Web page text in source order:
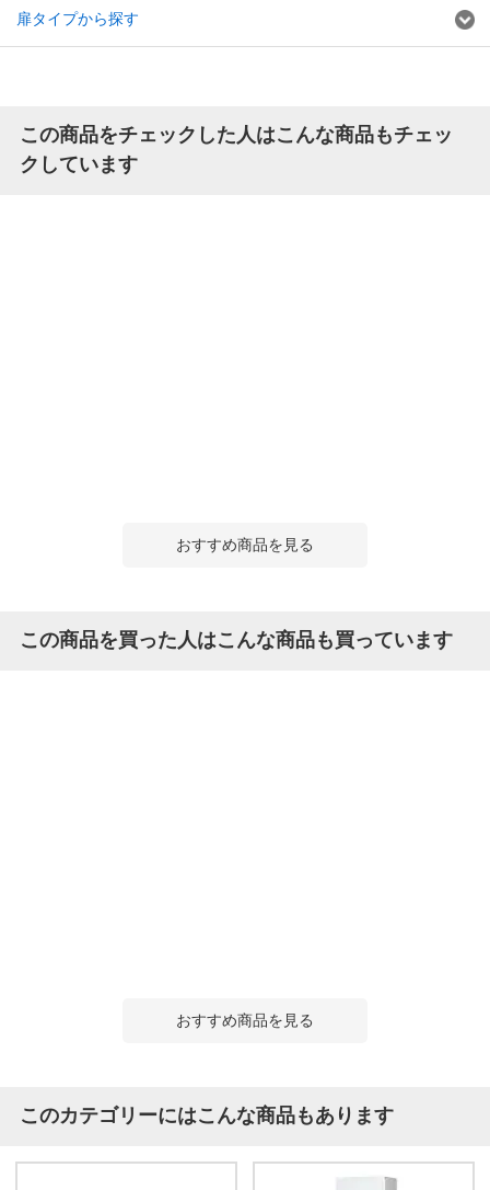
扉タイプから探す
この商品をチェックした人はこんな商品もチェッ
クしています
おすすめ商品を見る
この商品を買った人はこんな商品も買っています
おすすめ商品を見る
このカテゴリーにはこんな商品もあります